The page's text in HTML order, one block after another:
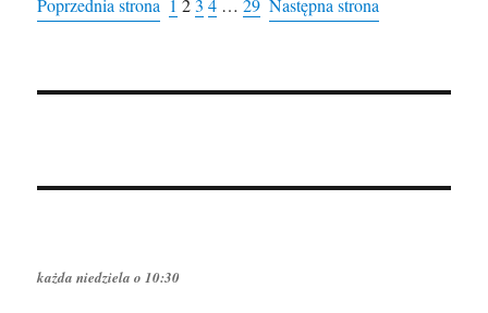
Poprzednia strona 1 2 3 4 … 29 Następna strona
każda niedziela o 10:30